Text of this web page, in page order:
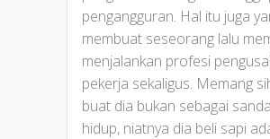
pengangguran. Hal itu juga
membuat seseorang lalu
menjalankan profesi
pekerja sekaligus. Memang
buat dia bukan sebagai
hidup, niatnya dia beli sapi